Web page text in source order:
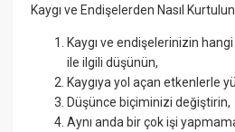
Kaygı ve Endişelerden Nasıl
Kaygı ve endişelerinizin
ile ilgili düşünün,
Kaygıya yol açan etkenlerle
Düşünce biçiminizi değiştirin,
Aynı anda bir çok işi